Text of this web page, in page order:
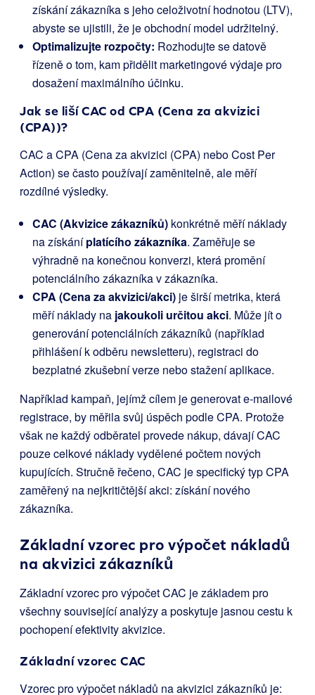
získání zákazníka s jeho celoživotní hodnotou (LTV),
abyste se ujistili, že je obchodní model udržitelný.
Optimalizujte rozpočty: Rozhodujte se datově
řízeně o tom, kam přidělit marketingové výdaje pro
dosažení maximálního účinku.
Jak se liší CAC od CPA (Cena za akvizici
(CPA))?
CAC a CPA (Cena za akvizici (CPA) nebo Cost Per
Action) se často používají zaměnitelně, ale měří
rozdílné výsledky.
CAC (Akvizice zákazníků) konkrétně měří náklady
na získáníplatícího zákazníka. Zaměřuje se
výhradně na konečnou konverzi, která promění
potenciálního zákazníka v zákazníka.
CPA (Cena za akvizici/akci) je širší metrika, která
měří náklady na jakoukoli určitou akci. Může jít o
generování potenciálních zákazníků (například
přihlášení k odběru newsletteru), registraci do
bezplatné zkušební verze nebo stažení aplikace.
Například kampaň, jejímž cílem je generovat e-mailové
registrace, by měřila svůj úspěch podle CPA. Protože
však ne každý odběratel provede nákup, dávají CAC
pouze celkové náklady vydělené počtem nových
kupujících. Stručně řečeno, CAC je specifický typ CPA
zaměřený na nejkritičtější akci: získání nového
zákazníka.
Základní vzorec pro výpočet nákladů
na akvizici zákazníků
Základní vzorec pro výpočet CAC je základem pro
všechny související analýzy a poskytuje jasnou cestu k
pochopení efektivity akvizice.
Základní vzorec CAC
Vzorec pro výpočet nákladů na akvizici zákazníků je: